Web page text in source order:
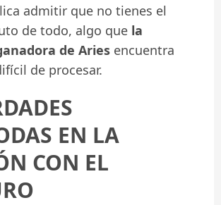
admitir que no tienes el
de todo, algo que la
de Aries encuentra
de procesar.
EN LA
CON EL